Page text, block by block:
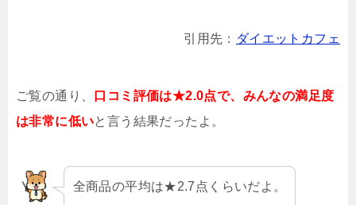
引用先： ダイエットカフェ
ご覧の通り、
口コミ評価は★2.0点で、みんなの満足度
は非常に低いと言う結果だったよ。
全商品の平均は★2.7点くらいだよ。